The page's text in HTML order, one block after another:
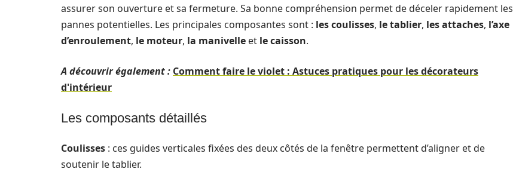
assurer son ouverture et sa fermeture. Sa bonne compréhension permet de déceler rapidement les
pannes potentielles. Les principales composantes sont : les coulisses, le tablier, les attaches, l’axe
d’enroulement, le moteur, la manivelle et le caisson.
A découvrir également : Comment faire le violet : Astuces pratiques pour les décorateurs
d'intérieur
Les composants détaillés
Coulisses : ces guides verticales fixées des deux côtés de la fenêtre permettent d’aligner et de
soutenir le tablier.